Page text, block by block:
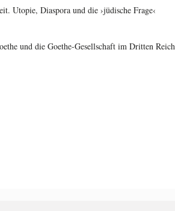
Utopie, Diaspora und die ›jüdische Frage‹
und die Goethe-Gesellschaft im Dritten Reich